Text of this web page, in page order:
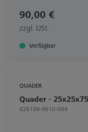
90,00 €
zzgl. USt.
Verfügbar
QUADER
Quader -
626109-9610-004